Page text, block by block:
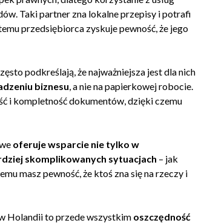
Taki partner zna lokalne przepisy i potrafi
przedsiębiorca zyskuje pewność, że jego
podkreślają, że najważniejsza jest dla nich
biznesu, a nie na papierkowej robocie.
i kompletność dokumentów, dzięki czemu
oferuje wsparcie nie tylko w
skomplikowanych sytuacjach – jak
masz pewność, że ktoś zna się na rzeczy i
Holandii to przede wszystkim oszczędność